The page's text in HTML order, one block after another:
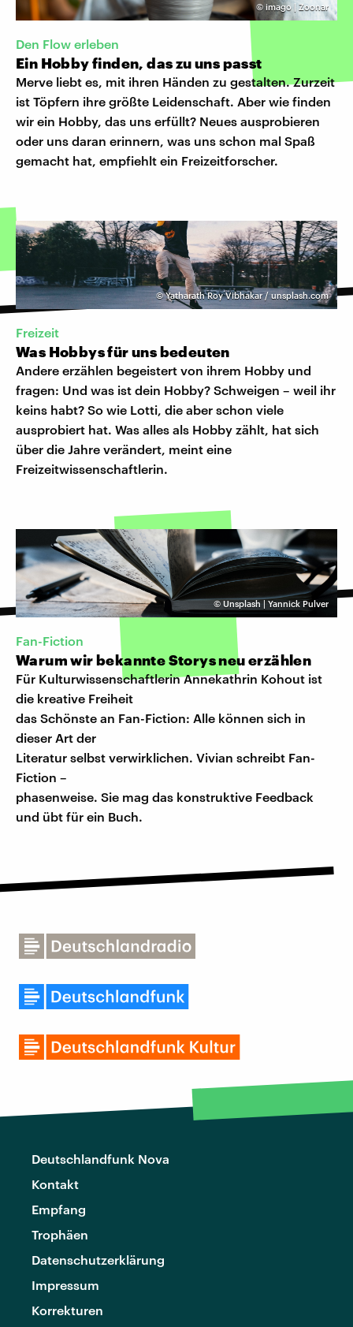
©imago | Zoonar
Den Flow erleben
Ein Hobby finden, das zu uns passt
Merve liebt es, mit ihren Händen zu gestalten. Zurzeit
ist Töpfern ihre größte Leidenschaft. Aber wie finden
wir ein Hobby, das uns erfüllt? Neues ausprobieren
oder uns daran erinnern, was uns schon mal Spaß
gemacht hat, empfiehlt ein Freizeitforscher.
©Yatharath Roy Vibhakar / unsplash.com
Freizeit
Was Hobbys für uns bedeuten
Andere erzählen begeistert von ihrem Hobby und
fragen: Und was ist dein Hobby? Schweigen – weil ihr
keins habt? So wie Lotti, die aber schon viele
ausprobiert hat. Was alles als Hobby zählt, hat sich
über die Jahre verändert, meint eine
Freizeitwissenschaftlerin.
© Unsplash | Yannick Pulver
Fan-Fiction
Warum wir bekannte Storys neu erzählen
Für Kulturwissenschaftlerin Annekathrin Kohout ist
die kreative Freiheit
das Schönste an Fan-Fiction: Alle können sich in
dieser Art der
Literatur selbst verwirklichen. Vivian schreibt Fan-
Fiction –
phasenweise. Sie mag das konstruktive Feedback
und übt für ein Buch.
Deutschlandfunk Nova
Kontakt
Empfang
Trophäen
Datenschutzerklärung
Impressum
Korrekturen